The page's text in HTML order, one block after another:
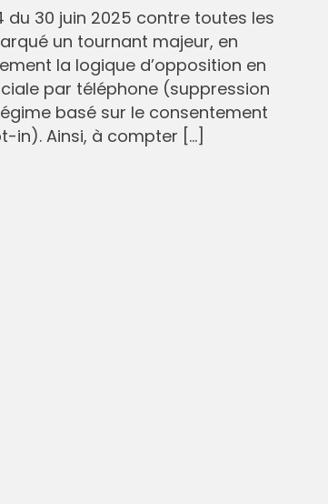
du 30 juin 2025 contre toutes les
un tournant majeur, en
la logique d’opposition en
par téléphone (suppression
basé sur le consentement
Ainsi, à compter […]